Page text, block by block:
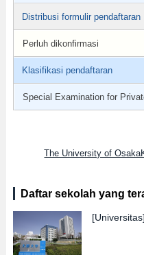
Distribusi formulir pendaftaran
Perluh dikonfirmasi
Klasifikasi pendaftaran
Special Examination for
The University of
Daftar sekolah yang
[Universitas]